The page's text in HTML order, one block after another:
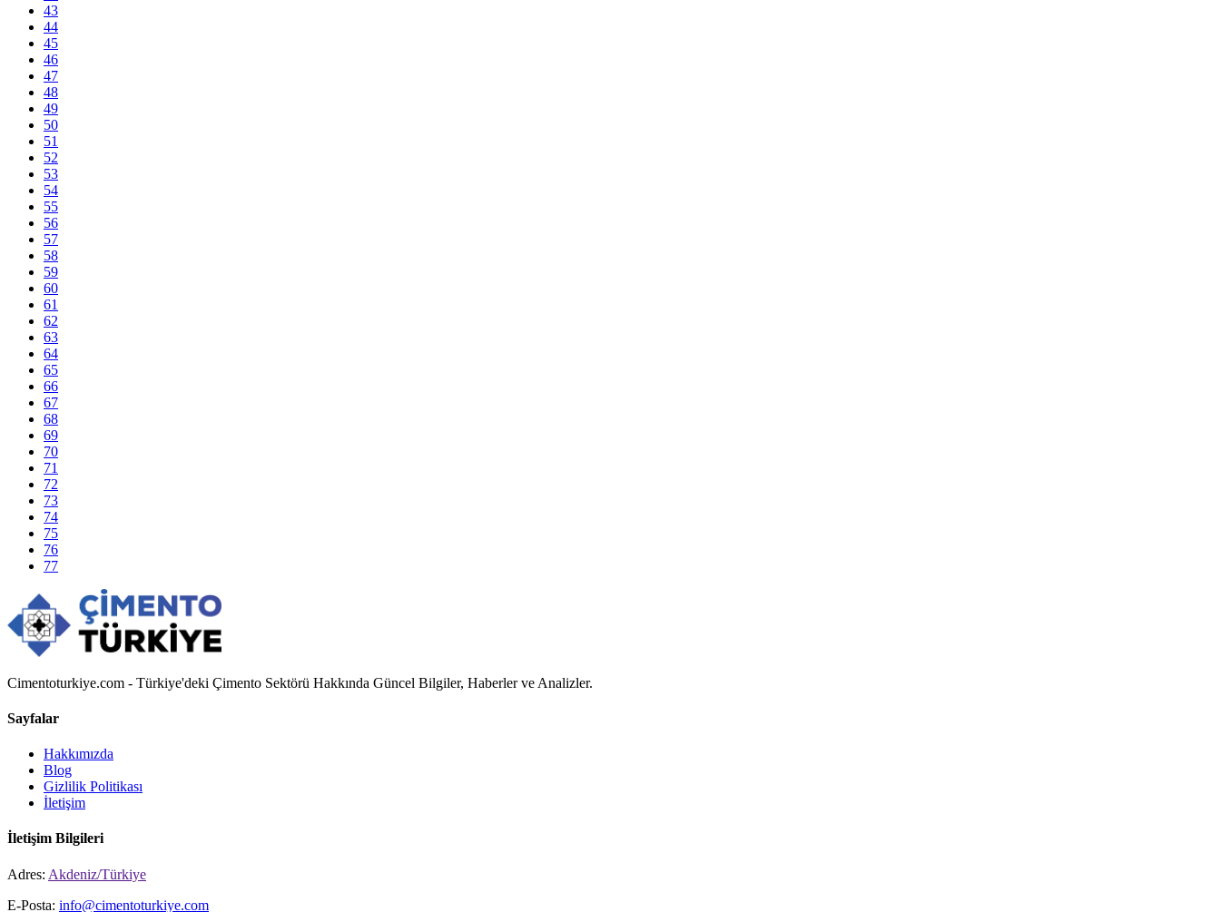
43
44
45
46
47
48
49
50
51
52
53
54
55
56
57
58
59
60
61
62
63
64
65
66
67
68
69
70
71
72
73
74
75
76
77
Cimentoturkiye.com - Türkiye'deki Çimento Sektörü Hakkında Güncel Bilgiler, Haberler ve Analizler.
Sayfalar
Hakkımızda
Blog
Gizlilik Politikası
İletişim
İletişim Bilgileri
Adres: Akdeniz/Türkiye
E-Posta: info@cimentoturkiye.com